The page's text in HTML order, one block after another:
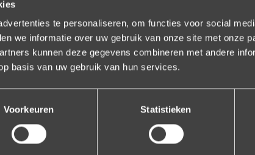
te personaliseren, om functies voor social
we informatie over uw gebruik van onze site met onze
kunnen deze gegevens combineren met andere
basis van uw gebruik van hun services.
Voorkeuren Statistieken
zijn we bezig met onze derde bestelling (uit Frankrijk). De
reageert snel en uitstekend advies. We hebben zojuist een
steentjes aan toegevoegd, het resultaat is werkelijk
ons volledige vertrouwen.